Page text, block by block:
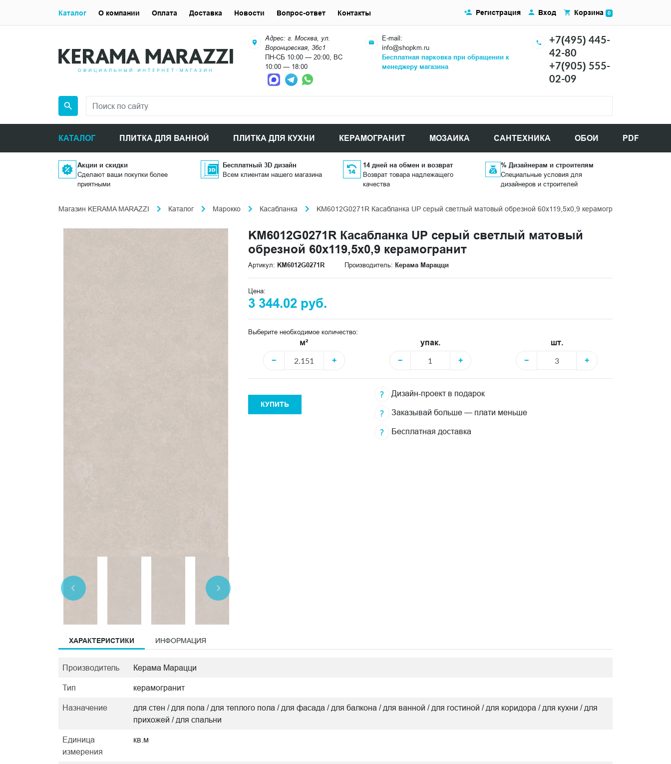
Адрес: г. Москва, ул.
Воронцовская, 36с1
ПН-СБ 10:00 — 20:00, ВС
10:00 — 18:00
E-mail:
info@shopkm.ru
Бесплатная парковка при обращении к
менеджеру магазина
+7(495) 445-
42-80
+7(905) 555-
02-09
КАТАЛОГ ПЛИТКА ДЛЯ ВАННОЙ ПЛИТКА ДЛЯ КУХНИ КЕРАМОГРАНИТ МОЗАИКА САНТЕХНИКА ОБОИ PDF
Регистрация Вход Корзина 0
Каталог О компании Оплата Доставка Новости Вопрос-ответ Контакты
Акции и скидки
Сделают ваши покупки более
приятными
Бесплатный 3D дизайн
Всем клиентам нашего магазина
14 дней на обмен и возврат
Возврат товара надлежащего
качества
% Дизайнерам и строителям
Специальные условия для
дизайнеров и строителей
Магазин KERAMA MARAZZI Каталог Марокко Касабланка KM6012G0271R Касабланка UP серый светлый матовый обрезной 60x119,5x0,9 керамогранит
KM6012G0271R Касабланка UP серый светлый матовый
обрезной 60x119,5x0,9 керамогранит
Артикул: KM6012G0271R Производитель: Керама Марацци
Цена:
3 344.02 руб.
Выберите необходимое количество:
м²
−
+
упак.
−
+
шт.
−
+
КУПИТЬ
Дизайн-проект в подарок
Заказывай больше — плати меньше
Бесплатная доставка
ХАРАКТЕРИСТИКИ ИНФОРМАЦИЯ
Производитель Керама Марацци
Тип керамогранит
Назначение
для стен / для пола / для теплого пола / для фасада / для балкона / для ванной / для гостиной / для коридора / для кухни / для
прихожей / для спальни
Единица
измерения
кв.м